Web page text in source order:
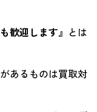
歓迎します』
とは
あるものは買取対